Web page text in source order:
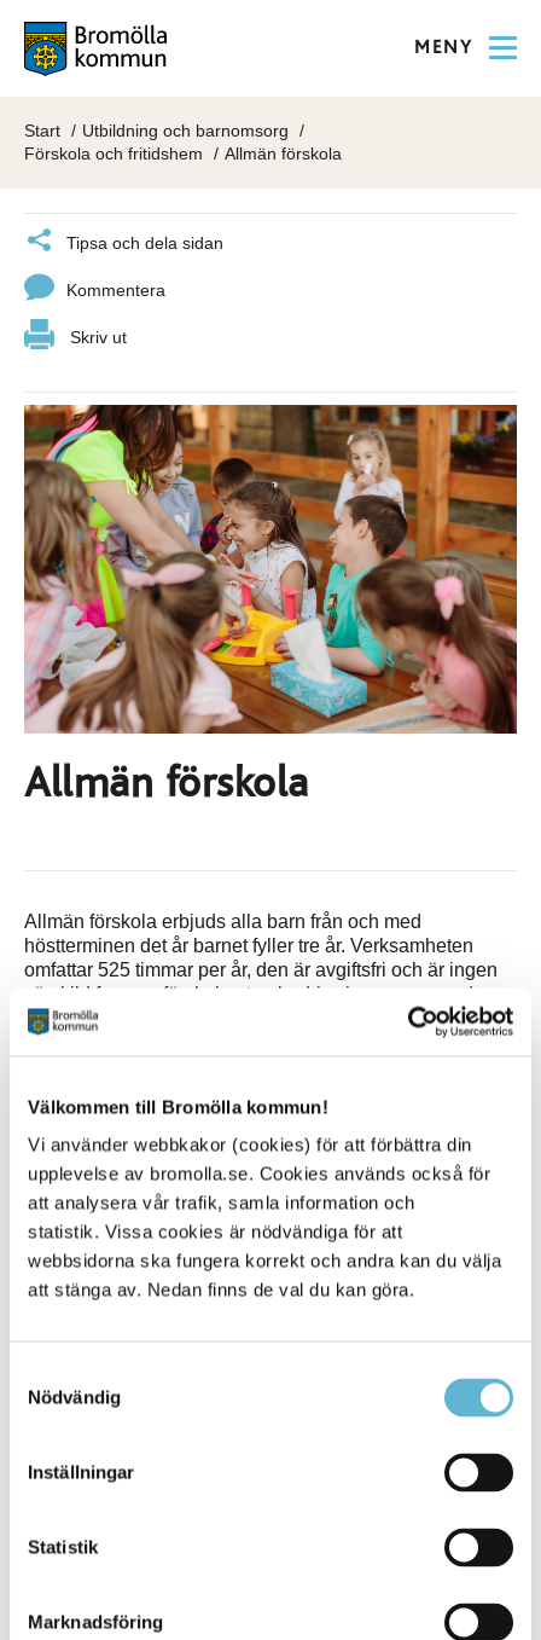
Välkommen till Bromölla kommun!
Vi använder webbkakor (cookies) för att förbättra din
upplevelse av bromolla.se. Cookies används också för
att analysera vår trafik, samla information och
statistik. Vissa cookies är nödvändiga för att
webbsidorna ska fungera korrekt och andra kan du välja
att stänga av. Nedan finns de val du kan göra.
Nödvändig
Inställningar
Statistik
Marknadsföring
MENY
Start
Utbildning och barnomsorg
Förskola och fritidshem
Allmän förskola
Tipsa och dela sidan
Kommentera
Skriv ut
Allmän förskola
Allmän förskola erbjuds alla barn från och med
höstterminen det år barnet fyller tre år. Verksamheten
omfattar 525 timmar per år, den är avgiftsfri och är ingen
särskild form av förskola utan bedrivs inom nuvarande
organisation. Förläggningen av dessa timmar är 3
tim/dag, förmiddagar, ingen frukost eller lunch inkluderad.
att barnet är ledigt när skolan har lov/elevfria dagar.
För barn med kombinerad allmän förskola och
omsorgsbehov reduceras avgiften med 31,25% under 12
månader/år.
Sidan senast uppdaterad: den 1 August 2025
KONTAKT
Besöksadress